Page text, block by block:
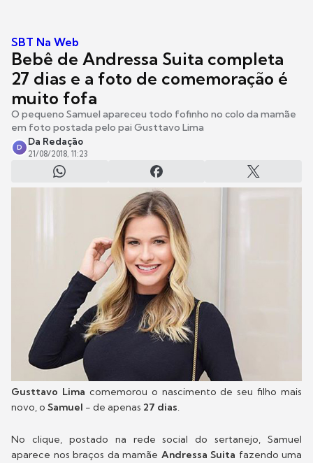
SBT Na Web
Bebê de Andressa Suita completa
27 dias e a foto de comemoração é
muito fofa
O pequeno Samuel apareceu todo fofinho no colo da mamãe
em foto postada pelo pai Gusttavo Lima
D
Da Redação
21/08/2018, 11:23
Gusttavo Lima comemorou o nascimento de seu filho mais
novo, o Samuel - de apenas 27 dias.
No clique, postado na rede social do sertanejo, Samuel
aparece nos braços da mamãe Andressa Suita fazendo uma